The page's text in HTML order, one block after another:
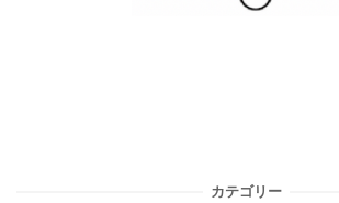
カテゴリー